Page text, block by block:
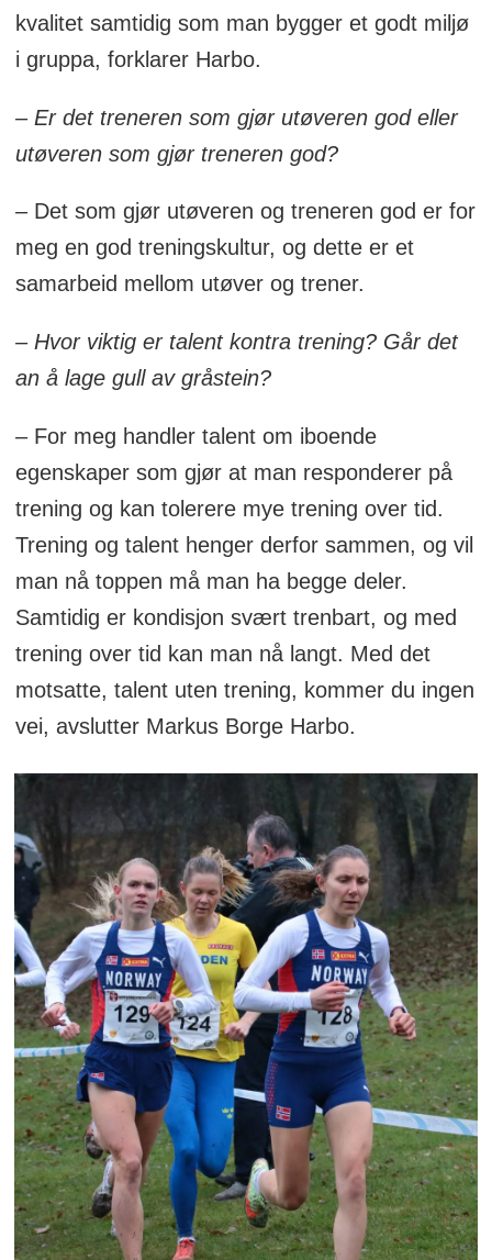
kvalitet samtidig som man bygger et godt miljø
i gruppa, forklarer Harbo.
– Er det treneren som gjør utøveren god eller
utøveren som gjør treneren god?
– Det som gjør utøveren og treneren god er for
meg en god treningskultur, og dette er et
samarbeid mellom utøver og trener.
– Hvor viktig er talent kontra trening? Går det
an å lage gull av gråstein?
– For meg handler talent om iboende
egenskaper som gjør at man responderer på
trening og kan tolerere mye trening over tid.
Trening og talent henger derfor sammen, og vil
man nå toppen må man ha begge deler.
Samtidig er kondisjon svært trenbart, og med
trening over tid kan man nå langt. Med det
motsatte, talent uten trening, kommer du ingen
vei, avslutter Markus Borge Harbo.